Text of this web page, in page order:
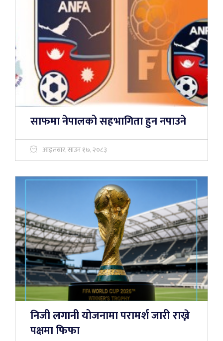
साफमा नेपालको सहभागिता हुन नपाउने
आइतबार, साउन १७, २०८३
निजी लगानी योजनामा परामर्श जारी राख्ने
पक्षमा फिफा